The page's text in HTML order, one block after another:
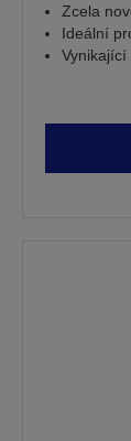
Zcela
Ideální
Vynikající